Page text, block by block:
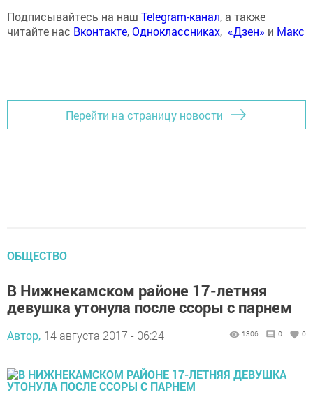
Подписывайтесь на наш Telegram-канал, а также
читайте нас Вконтакте,Одноклассниках, «Дзен» и Макс
Перейти на страницу новости
ОБЩЕСТВО
В Нижнекамском районе 17-летняя
девушка утонула после ссоры с парнем
Автор, 14 августа 2017 - 06:24 1306 0 0